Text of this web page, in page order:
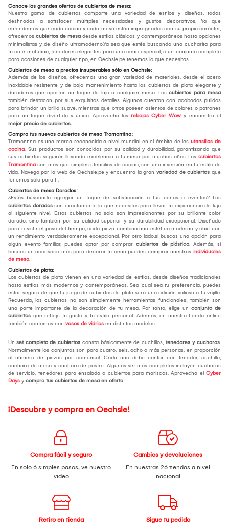
Conoce las grandes ofertas de cubiertos de mesa:
Nuestra gama de cubiertos comparte una variedad de estilos y diseños, todos
destinados a satisfacer múltiples necesidades y gustos decorativos. Ya que
entendemos que cada cocina y cada mesa están impregnadas con su propio carácter,
ofrecemos cubiertos de mesa desde estilos clásicos y contemporáneos hasta opciones
minimalistas y de diseño ultramoderno.Ya sea que estés buscando una cucharita para
tu café matutino, tenedores elegantes para una cena especial, o un conjunto completo
para ocasiones de cualquier tipo, en Oechsle.pe tenemos lo que necesitas.
Cubiertos de mesa a precios insuperables sólo en Oechsle:
Además de los diseños, ofrecemos una gran variedad de materiales, desde el acero
inoxidable resistente y de bajo mantenimiento hasta los cubiertos de plata elegante y
duraderos que aportan un toque de lujo a cualquier mesa. Los cubiertos para mesa
también destacan por sus exquisitos detalles. Algunos cuentan con acabados pulidos
para brindar un brillo suave, mientras que otros poseen asientos de colores o patrones
para un toque divertido y único. Aprovecha las rebajas Cyber Wow y encuentra el
mejor precio de cubiertos.
Compra tus nuevos cubiertos de mesa Tramontina:
Tramontina es una marca reconocida a nivel mundial en el ámbito de los utensilios de
cocina. Sus productos son conocidos por su calidad y durabilidad, garantizando que
sus cubiertos seguirán llevando excelencia a tu mesa por muchos años. Los cubiertos
Tramontina son más que simples utensilios de cocina, son una inversión en tu estilo de
vida. Navega por la web de Oechsle.pe y encuentra la gran variedad de cubiertos que
tenemos sólo para ti.
Cubiertos de mesa Dorados:
¿Estás buscando agregar un toque de sofisticación a tus cenas o eventos? Los
cubiertos dorados son exactamente lo que necesitas para llevar tu experiencia de lujo
al siguiente nivel. Estos cubiertos no solo son impresionantes por su brillante color
dorado, sino también por su calidad superior y su durabilidad excepcional. Diseñado
para resistir el paso del tiempo, cada pieza combina una estética moderna y chic con
un rendimiento verdaderamente excepcional. Por otro lado,si buscas una opción para
algún evento familiar, puedes optar por comprar cubiertos de plástico. Además, si
buscas un accesorio más para decorar tu cena puedes comprar nuestros individuales
de mesa.
Cubiertos de plata:
Los cubiertos de plata vienen en una variedad de estilos, desde diseños tradicionales
hasta estilos más modernos y contemporáneos. Sea cual sea tu preferencia, puedes
estar seguro de que tu juego de cubiertos de plata será una adición valiosa a tu vajilla.
Recuerda, los cubiertos no son simplemente herramientas funcionales; también son
una parte importante de la decoración de tu mesa. Por tanto, elige un conjunto de
cubiertos que refleje tu gusto y tu estilo personal. Además, en nuestra tienda online
también contamos con vasos de vidrios en distintos modelos.
Un set completo de cubiertos consta básicamente de cuchillos, tenedores y cucharas.
Normalmente los conjuntos son para cuatro, seis, ocho o más personas, en proporción
al número de piezas por comensal. Cada uno debe contar con tenedor, cuchillo,
cuchara de mesa y cuchara de postre. Algunos set más completos incluyen cucharas
de servicio, tenedores para ensalada o cubiertos para mariscos. Aprovecha el Cyber
Days y compra tus cubiertos de mesa en oferta.
¡Descubre y compra en Oechsle!
Compra fácil y seguro
En solo 6 simples pasos, ve nuestro
video
Cambios y devoluciones
En nuestras 26 tiendas a nivel
nacional
Retiro en tienda
Sigue tu pedido